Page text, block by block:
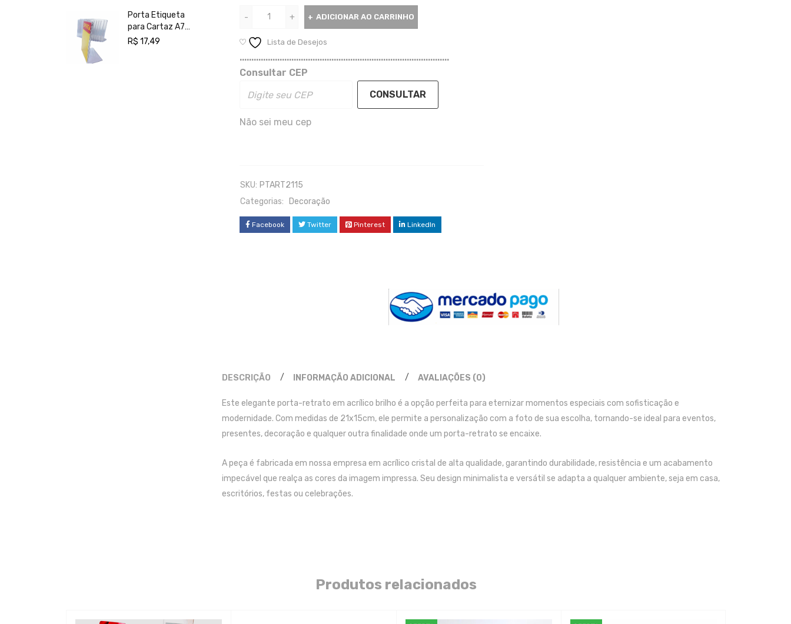
Porta Etiqueta
para Cartaz A7
em L
R$ 17,49
ADICIONAR AO CARRINHO
Lista de Desejos
.........................................................................................
Consultar CEP
CONSULTAR
Não sei meu cep
SKU: PTART2115
Categorias:
Decoração
Facebook Twitter Pinterest LinkedIn
DESCRIÇÃO INFORMAÇÃO ADICIONAL AVALIAÇÕES (0)
Este elegante porta-retrato em acrílico brilho é a opção perfeita para eternizar momentos especiais com sofisticação e
modernidade. Com medidas de 21x15cm, ele permite a personalização com a foto de sua escolha, tornando-se ideal para eventos,
presentes, decoração e qualquer outra finalidade onde um porta-retrato se encaixe.
A peça é fabricada em nossa empresa em acrílico cristal de alta qualidade, garantindo durabilidade, resistência e um acabamento
impecável que realça as cores da imagem impressa. Seu design minimalista e versátil se adapta a qualquer ambiente, seja em casa,
escritórios, festas ou celebrações.
Produtos relacionados